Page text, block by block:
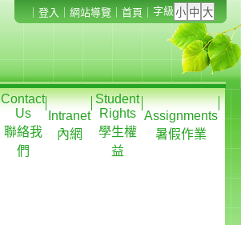
登入 網站導覽 首頁 字級
Contact
Us
聯絡我
們
Intranet
內網
Student
Rights
學生權
益
Assignments
暑假作業